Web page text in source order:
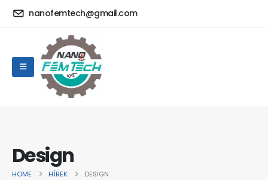
nanofemtech@gmail.com
Design
HOME HÍREK DESIGN